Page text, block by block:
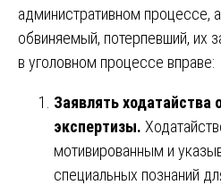
административном процессе,
обвиняемый, потерпевший, их
в уголовном процессе вправе:
Заявлять ходатайства
экспертизы.
мотивированным и
специальных познаний